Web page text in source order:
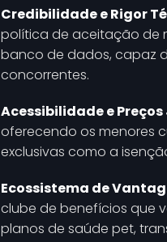
Credibilidade e Rigor
política de aceitação de
banco de dados, capaz
concorrentes.
Acessibilidade e
oferecendo os menores
exclusivas como a
Ecossistema de
clube de benefícios que
planos de saúde pet,